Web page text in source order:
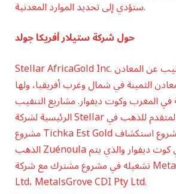
ستؤدي إلى تحديد الموارد المعدنية.
حول شركة ستيلار أفريكا جولد
Stellar AfricaGold Inc. هي شركة كندية للتنقيب عن المعادن
الثمينة في شمال وغرب أفريقيا، ولها
المغرب وكوت ديفوار. مشاريع التنقيب
الرئيسية لشركة Stellar هي اكتشافها المتقدم للذهب في
مشروع Tichka Est Gold في المغرب، ومشروع استكشاف
الذهب Zuénoula في مرحلة مبكرة في كوت ديفوار والذي يتم
تشغيله في مشروع مشترك مع شركة MetalsGrove Mining
Ltd، MetalsGrove CDI Pty Ltd.